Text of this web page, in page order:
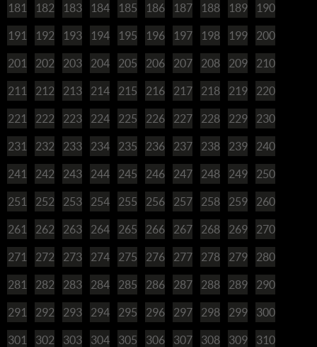
181 182 183 184 185 186 187 188 189 190
191 192 193 194 195 196 197 198 199 200
201 202 203 204 205 206 207 208 209 210
211 212 213 214 215 216 217 218 219 220
221 222 223 224 225 226 227 228 229 230
231 232 233 234 235 236 237 238 239 240
241 242 243 244 245 246 247 248 249 250
251 252 253 254 255 256 257 258 259 260
261 262 263 264 265 266 267 268 269 270
271 272 273 274 275 276 277 278 279 280
281 282 283 284 285 286 287 288 289 290
291 292 293 294 295 296 297 298 299 300
301 302 303 304 305 306 307 308 309 310